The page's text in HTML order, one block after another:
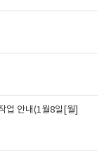
업 안내(1월8일[월]